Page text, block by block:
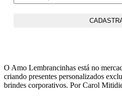
O Amo Lembrancinhas está no
criando presentes personalizados
brindes corporativos. Por Carol